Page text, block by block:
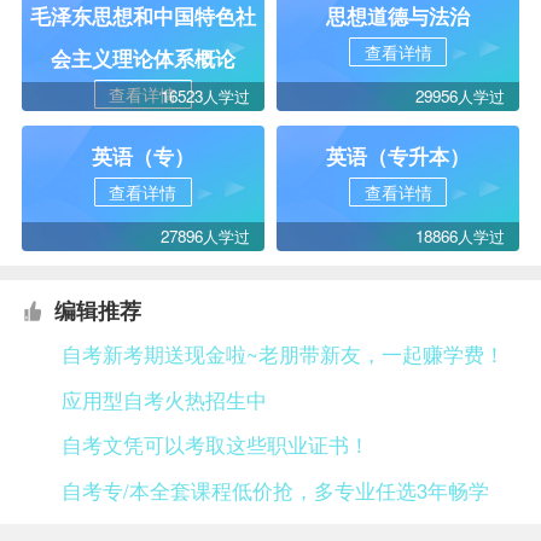
毛泽东思想和中国特色社
会主义理论体系概论
查看详情16523人学过
思想道德与法治
查看详情
29956人学过
英语（专）
查看详情
27896人学过
英语（专升本）
查看详情
18866人学过
编辑推荐
自考新考期送现金啦~老朋带新友，一起赚学费！
应用型自考火热招生中
自考文凭可以考取这些职业证书！
自考专/本全套课程低价抢，多专业任选3年畅学